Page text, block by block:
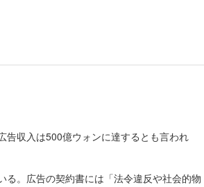
告収入は500億ウォンに達するとも言われ
。広告の契約書には「法令違反や社会的物